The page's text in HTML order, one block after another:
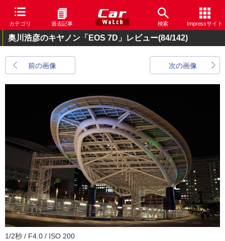
カテゴリ 過去記事 検索 Impressサイト
奥川浩彦のキヤノン「EOS 7D」レビュー(84/142)
前の画像 次の画像
1/2秒 / F4.0 / ISO 200